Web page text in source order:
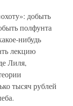
добыть
полфунта
нибудь
лекцию
Лиля,
тысяч рублей